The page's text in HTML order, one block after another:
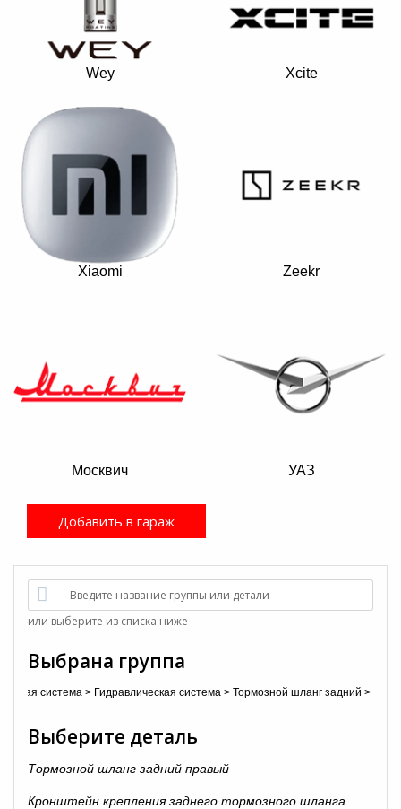
Wey Xcite
Xiaomi Zeekr
Москвич УАЗ
Добавить в гараж
Введите название группы или детали
или выберите из списка ниже
Выбрана группа
система > Гидравлическая система > Тормозной шланг задний >
Выберите деталь
Тормозной шланг задний правый
Кронштейн крепления заднего тормозного шланга